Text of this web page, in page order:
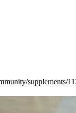
supplements/